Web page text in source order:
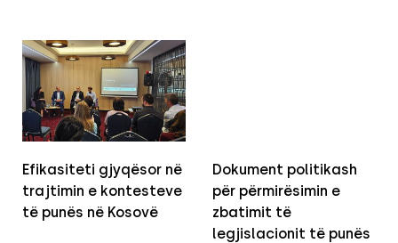
Efikasiteti gjyqësor në
trajtimin e kontesteve
të punës në Kosovë
Dokument politikash
për përmirësimin e
zbatimit të
legjislacionit të punës